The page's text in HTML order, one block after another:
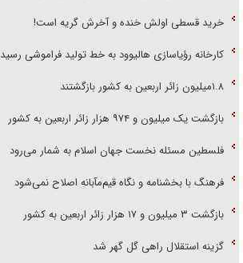
خرید قسطی اولش خنده و آخرش گریه است!
کارخانه رؤیاسازی هالیوود به خط تولید فراموشی رسید
۱.۸میلیون زائر اربعین به کشور بازگشتند
بازگشت یک میلیون و ۹۷۴ هزار زائر اربعین به کشور
فلسطین مسئله نخست جهان اسلام به شمار می‌رود
فرهنگ با بخشنامه و نگاه قیم‌مآبانه اصلاح نمی‌شود
بازگشت ۳ میلیون و ۱۷ هزار زائر اربعین به کشور
گزینه استقلال راهی گل گهر شد